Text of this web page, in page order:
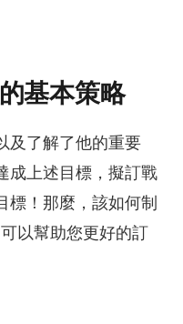
基本策略
及了解了他的重要
成上述目標，擬訂戰
標！那麼，該如何制
以幫助您更好的訂